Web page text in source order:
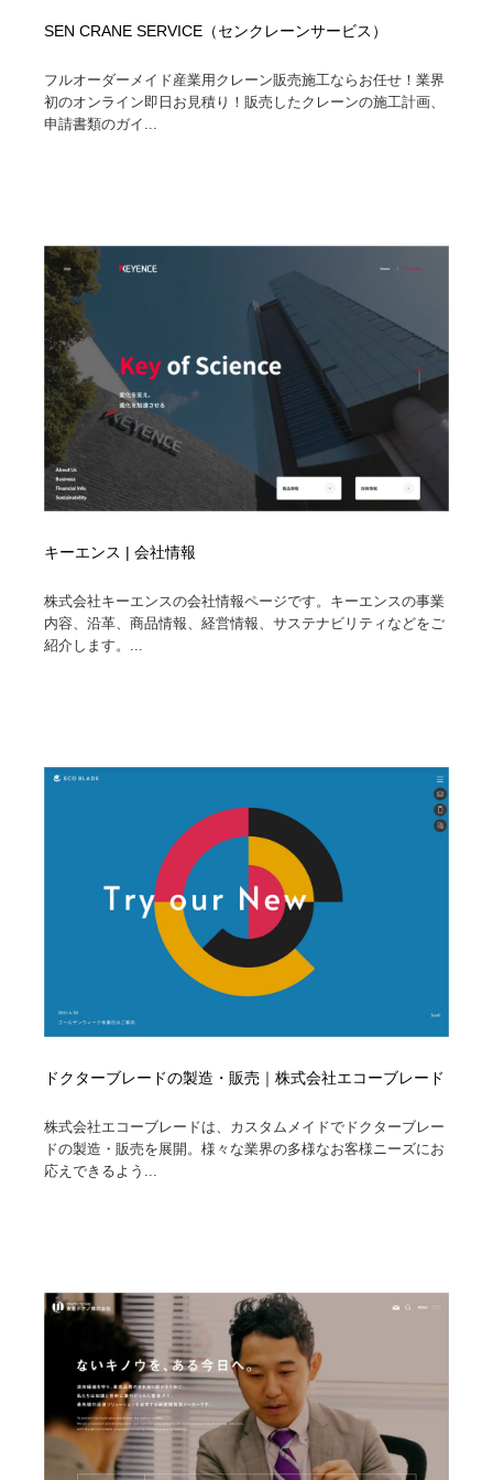
SEN CRANE SERVICE（センクレーンサービス）
フルオーダーメイド産業用クレーン販売施工ならお任せ！業界
初のオンライン即日お見積り！販売したクレーンの施工計画、
申請書類のガイ...
キーエンス | 会社情報
株式会社キーエンスの会社情報ページです。キーエンスの事業
内容、沿革、商品情報、経営情報、サステナビリティなどをご
紹介します。...
ドクターブレードの製造・販売｜株式会社エコーブレード
株式会社エコーブレードは、カスタムメイドでドクターブレー
ドの製造・販売を展開。様々な業界の多様なお客様ニーズにお
応えできるよう...